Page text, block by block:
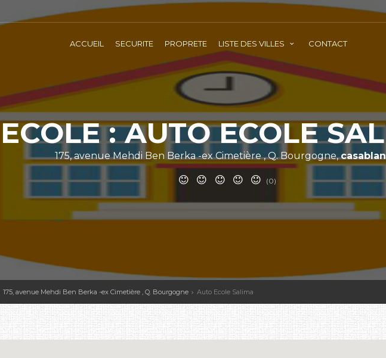
ACCUEIL SECURITE PROPRETE LISTE DES VILLES CONTACT
ECOLE : AUTO ECOLE
175, avenue Mehdi Ben Berka -ex Cimetière , Q. Bourgogne,
(0)
175, avenue Mehdi Ben Berka -ex Cimetière , Q. Bourgogne Auto Ecole Salima